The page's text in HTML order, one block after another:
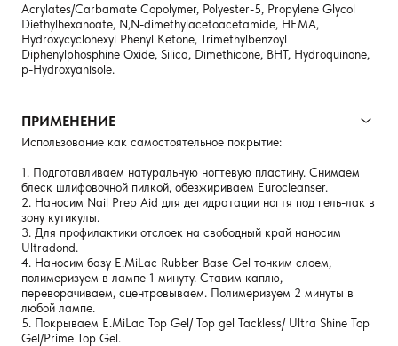
Acrylates/Carbamate Copolymer, Polyester-5, Propylene Glycol
Diethylhexanoate, N,N-dimethylacetoacetamide, HEMA,
Hydroxycyclohexyl Phenyl Ketone, Trimethylbenzoyl
Diphenylphosphine Oxide, Silica, Dimethicone, BHT, Hydroquinone,
p-Hydroxyanisole.
ПРИМЕНЕНИЕ
Использование как самостоятельное покрытие:
1. Подготавливаем натуральную ногтевую пластину. Снимаем
блеск шлифовочной пилкой, обезжириваем Eurocleanser.
2. Наносим Nail Prep Aid для дегидратации ногтя под гель-лак в
зону кутикулы.
3. Для профилактики отслоек на свободный край наносим
Ultradond.
4. Наносим базу E.MiLac Rubber Base Gel тонким слоем,
полимеризуем в лампе 1 минуту. Ставим каплю,
переворачиваем, сцентровываем. Полимеризуем 2 минуты в
любой лампе.
5. Покрываем E.MiLac Top Gel/ Top gel Tackless/ Ultra Shine Top
Gel/Prime Top Gel.